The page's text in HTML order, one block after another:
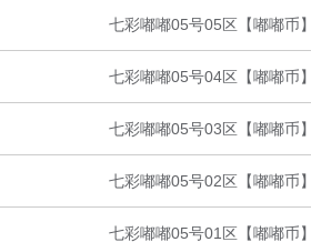
七彩嘟嘟05号05区【嘟嘟币
七彩嘟嘟05号04区【嘟嘟币
七彩嘟嘟05号03区【嘟嘟币
七彩嘟嘟05号02区【嘟嘟币
七彩嘟嘟05号01区【嘟嘟币